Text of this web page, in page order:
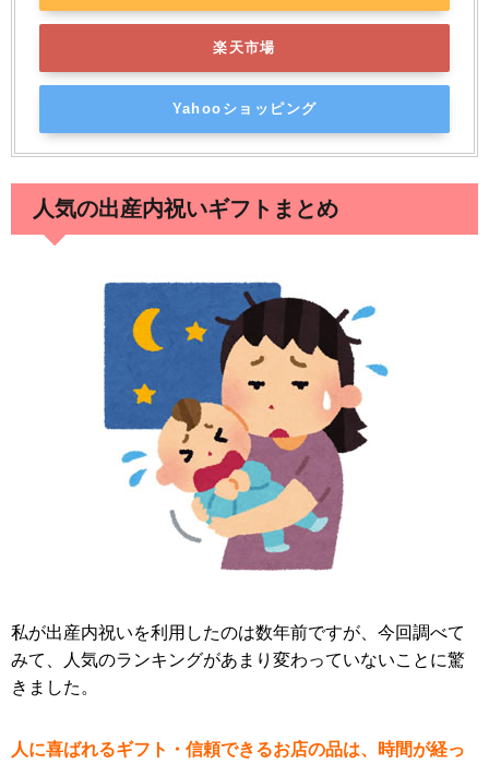
楽天市場
Yahooショッピング
人気の出産内祝いギフトまとめ
私が出産内祝いを利用したのは数年前ですが、今回調べて
みて、人気のランキングがあまり変わっていないことに驚
きました。
人に喜ばれるギフト・信頼できるお店の品は、時間が経っ